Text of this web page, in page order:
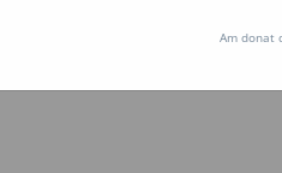
îndeplinea misiuni de
Am donat